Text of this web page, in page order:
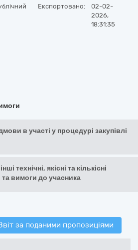
Експортовано:
02-02-
2026,
18:31:35
в участі у процедурі закупівлі
технічні, якісні та кількісні
вимоги до учасника
за поданими пропозиціями